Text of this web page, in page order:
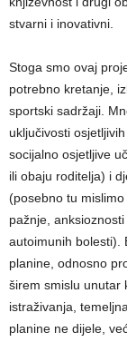
stvarni i inovativni.
Stoga smo ovaj
potrebno kretanje,
sportski sadržaji.
uključivosti
socijalno osjetljive
ili obaju roditelja) i
(posebno tu
pažnje,
autoimunih bolesti).
planine, odnosno
širem smislu unutar
istraživanja,
planine ne dijele,